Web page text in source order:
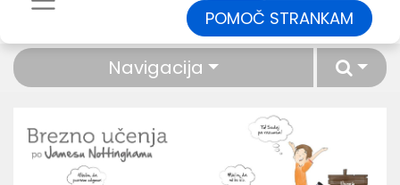
POMOČ STRANKAM
Navigacija